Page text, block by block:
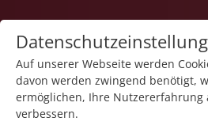
Auf unserer Webseite werden
davon werden zwingend benötigt,
ermöglichen, Ihre Nutzererfahrung
verbessern.